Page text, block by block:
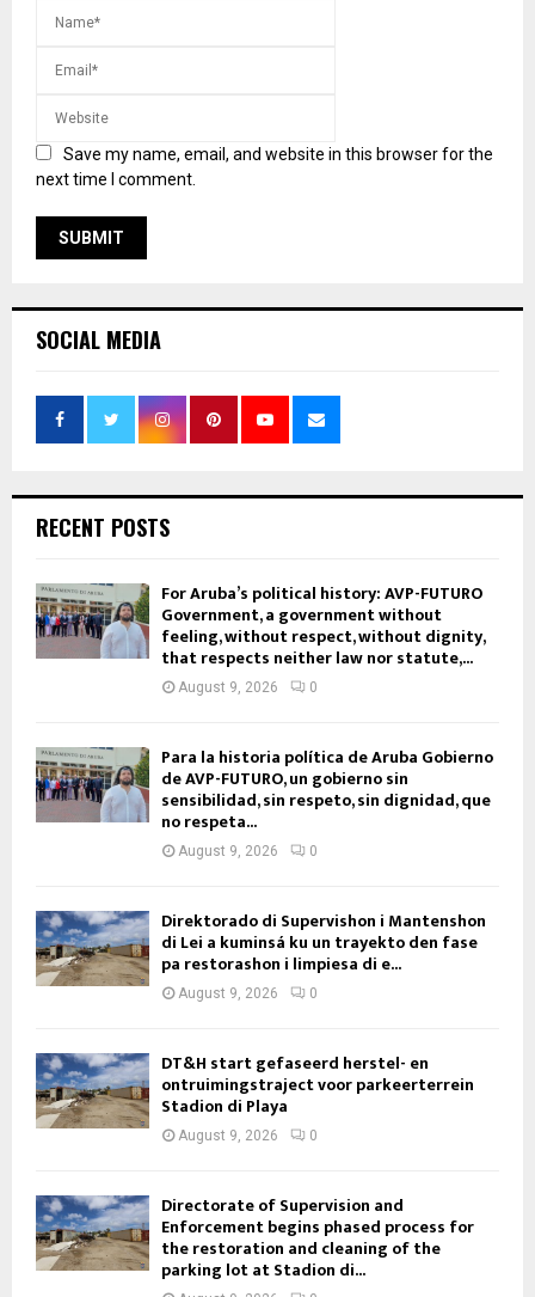
Save my name, email, and website in this browser for the
next time I comment.
SOCIAL MEDIA
RECENT POSTS
For Aruba’s political history: AVP-FUTURO
Government, a government without
feeling, without respect, without dignity,
that respects neither law nor statute,...
August 9, 2026 0
Para la historia política de Aruba Gobierno
de AVP-FUTURO, un gobierno sin
sensibilidad, sin respeto, sin dignidad, que
no respeta...
August 9, 2026 0
Direktorado di Supervishon i Mantenshon
di Lei a kuminsá ku un trayekto den fase
pa restorashon i limpiesa di e...
August 9, 2026 0
DT&H start gefaseerd herstel- en
ontruimingstraject voor parkeerterrein
Stadion di Playa
August 9, 2026 0
Directorate of Supervision and
Enforcement begins phased process for
the restoration and cleaning of the
parking lot at Stadion di...